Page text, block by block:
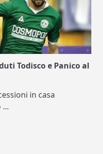
Todisco e Panico al
in casa
...